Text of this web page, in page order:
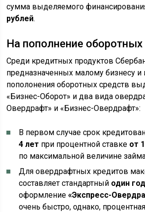
сумма выделяемого
рублей.
На пополнение оборотных
Среди кредитных продуктов
предназначенных малому бизнесу
пополонения оборотных средств
«Бизнес-Оборот» и два вида
Овердрафт» и «Бизнес-Овердрафт»:
В первом случае срок
4 лет при процентной ставке от
по максимальной величине
Для овердрафтных кредитов
составляет стандартный один
оформление«Экспресс-
очень быстро, однако,